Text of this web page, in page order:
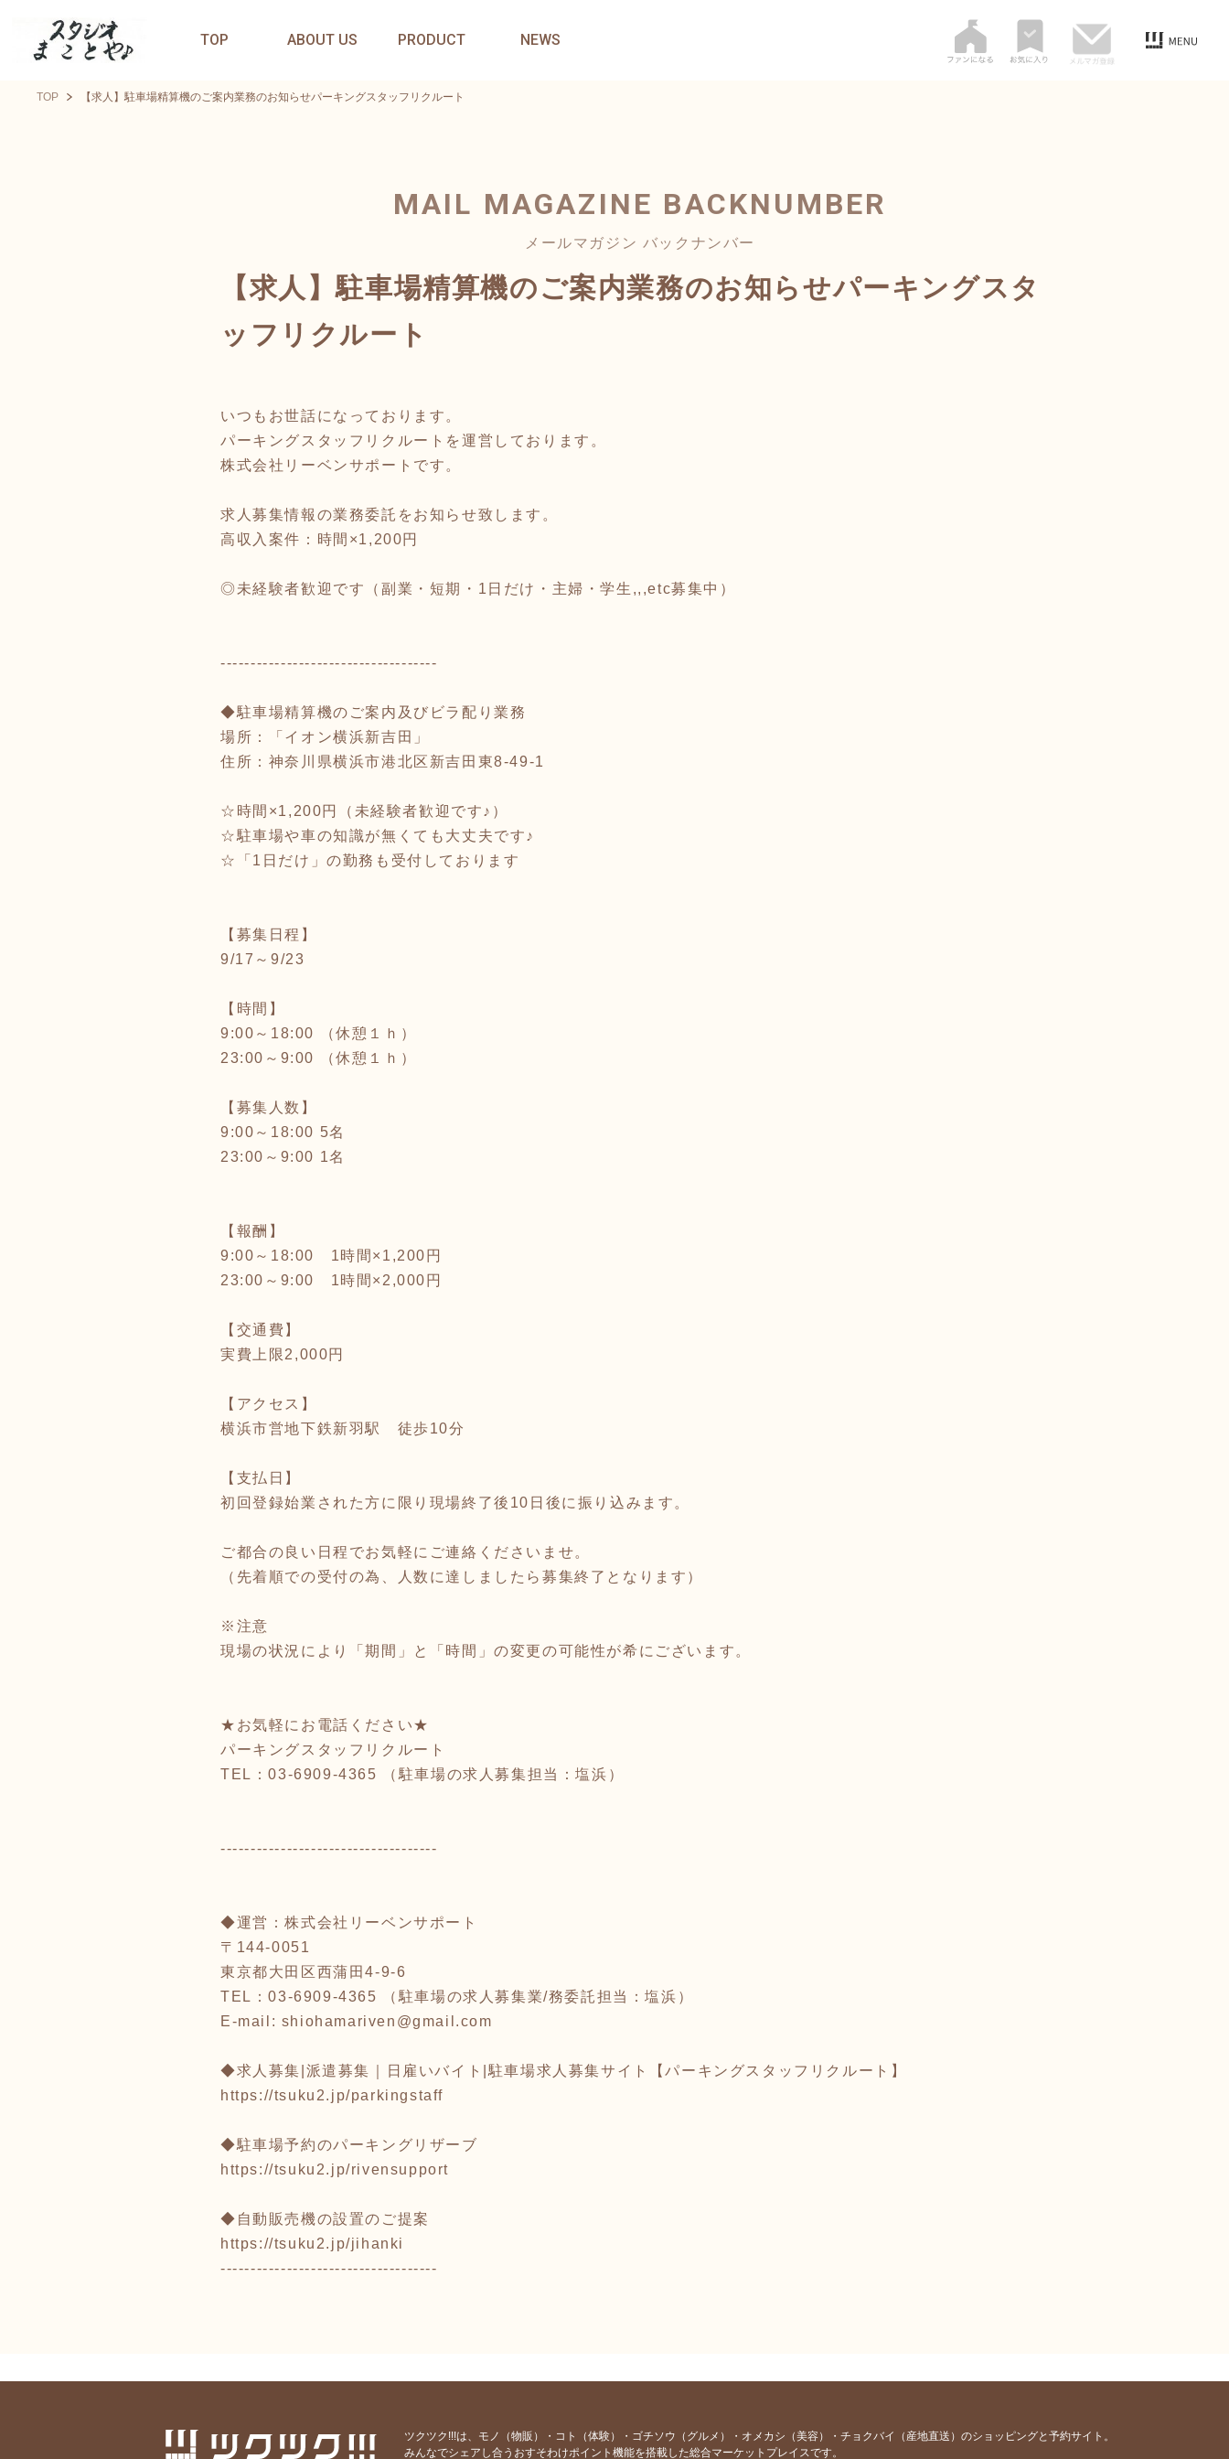
TOP ABOUT US PRODUCT NEWS
TOP 【求人】駐車場精算機のご案内業務のお知らせパーキングスタッフリクルート
MAIL MAGAZINE BACKNUMBER
メールマガジン バックナンバー
【求人】駐車場精算機のご案内業務のお知らせパーキングスタ
ッフリクルート
いつもお世話になっております。
パーキングスタッフリクルートを運営しております。
株式会社リーベンサポートです。
求人募集情報の業務委託をお知らせ致します。
高収入案件：時間×1,200円
◎未経験者歓迎です（副業・短期・1日だけ・主婦・学生,,,etc募集中）
------------------------------------
◆駐車場精算機のご案内及びビラ配り業務
場所：「イオン横浜新吉田」
住所：神奈川県横浜市港北区新吉田東8-49-1
☆時間×1,200円（未経験者歓迎です♪）
☆駐車場や車の知識が無くても大丈夫です♪
☆「1日だけ」の勤務も受付しております
【募集日程】
9/17～9/23
【時間】
9:00～18:00 （休憩１ｈ）
23:00～9:00 （休憩１ｈ）
【募集人数】
9:00～18:00 5名
23:00～9:00 1名
【報酬】
9:00～18:00 1時間×1,200円
23:00～9:00 1時間×2,000円
【交通費】
実費上限2,000円
【アクセス】
横浜市営地下鉄新羽駅 徒歩10分
【支払日】
初回登録始業された方に限り現場終了後10日後に振り込みます。
ご都合の良い日程でお気軽にご連絡くださいませ。
（先着順での受付の為、人数に達しましたら募集終了となります）
※注意
現場の状況により「期間」と「時間」の変更の可能性が希にございます。
★お気軽にお電話ください★
パーキングスタッフリクルート
TEL：03-6909-4365 （駐車場の求人募集担当：塩浜）
------------------------------------
◆運営：株式会社リーベンサポート
〒144-0051
東京都大田区西蒲田4-9-6
TEL：03-6909-4365 （駐車場の求人募集業/務委託担当：塩浜）
E-mail: shiohamariven@gmail.com
◆求人募集|派遣募集｜日雇いバイト|駐車場求人募集サイト【パーキングスタッフリクルート】
https://tsuku2.jp/parkingstaff
◆駐車場予約のパーキングリザーブ
https://tsuku2.jp/rivensupport
◆自動販売機の設置のご提案
https://tsuku2.jp/jihanki
------------------------------------
ツクツク!!!は、モノ（物販）・コト（体験）・ゴチソウ（グルメ）・オメカシ（美容）・チョクバイ（産地直送）のショッピングと予約サイト。
みんなでシェアし合うおすそわけポイント機能を搭載した総合マーケットプレイスです。